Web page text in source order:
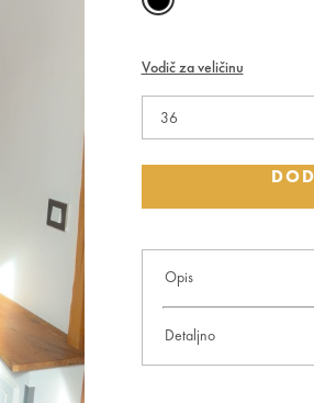
Vodič za veličinu
Opis
Crni prsluk sa pojasom
Detaljno